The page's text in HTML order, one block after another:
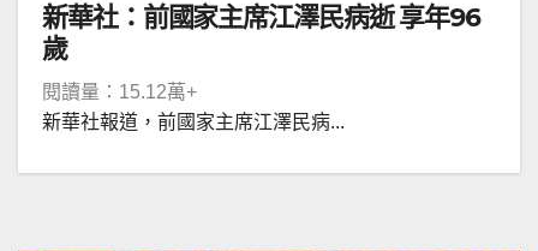
新華社：前國家主席江澤民病逝 享年96
歲
閱讀量：15.12萬+
新華社報道，前國家主席江澤民病...